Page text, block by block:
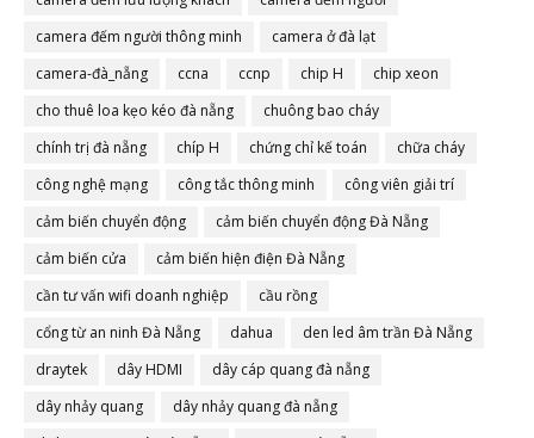
camera đếm người thông minh
camera ở đà lạt
camera-đà_nẵng
ccna ccnp chip H
chip xeon
cho thuê loa kẹo kéo đà nẵng
chuông bao cháy
chính trị đà nẵng
chíp H chứng chỉ kế toán
chữa cháy
công nghệ mạng
công tắc thông minh
công viên giải trí
cảm biến chuyển động
cảm biến chuyển động Đà Nẵng
cảm biến cửa
cảm biến hiện điện Đà Nẵng
cần tư vấn wifi doanh nghiệp
cầu rồng
cổng từ an ninh Đà Nẵng
dahua
den led âm trần Đà Nẵng
draytek
dây HDMI
dây cáp quang đà nẵng
dây nhảy quang
dây nhảy quang đà nẵng